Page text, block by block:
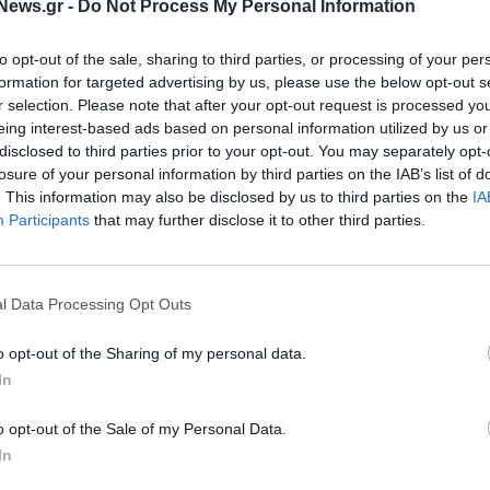
- Do Not Process My Personal Information
opt-out of the sale, sharing to third parties, or processing of your
for targeted advertising by us, please use the below opt-out
selection. Please note that after your opt-out request is processed
interest-based ads based on personal information utilized by us
to third parties prior to your opt-out. You may separately
of your personal information by third parties on the IAB’s list of
This information may also be disclosed by us to third parties on the
Participants that may further disclose it to other third parties.
Data Processing Opt Outs
opt-out of the Sharing of my personal data.
opt-out of the Sale of my Personal Data.
Η Emirates
στη
την Ελλάδα
ΕΠΙΧΕΙΡΗΣΕΙΣ
Η Emirates και η Huawei
επεκτείνουν τη συνεργασία τους
20/05/2021 - 14:09
της
πτήσης
Δοκιμάζει το «ψηφιακό
η Emirates